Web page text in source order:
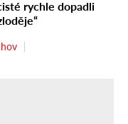
rychle dopadli